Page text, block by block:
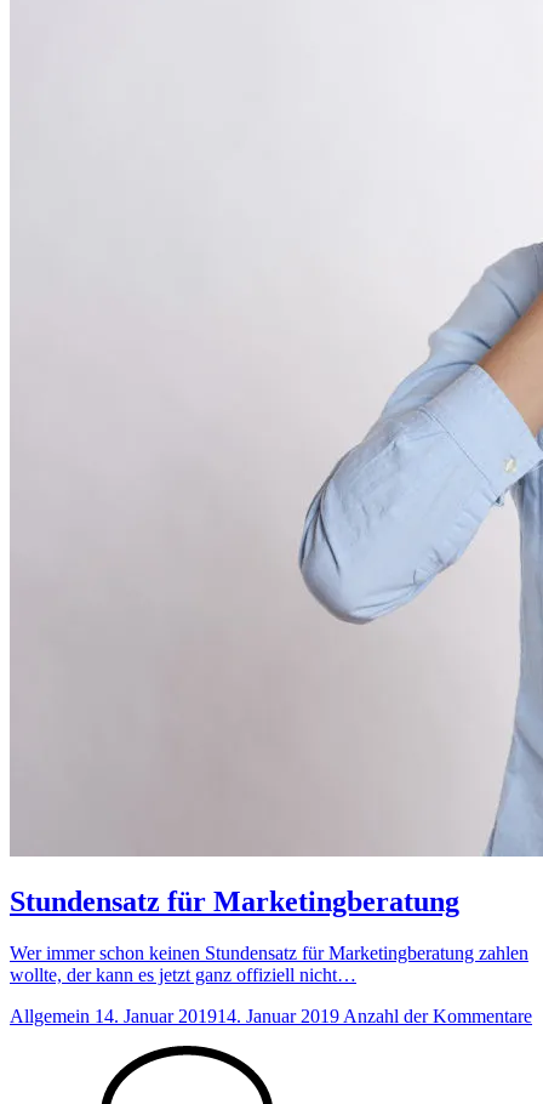
Stundensatz für Marketingberatung
Wer immer schon keinen Stundensatz für Marketingberatung zahlen
wollte, der kann es jetzt ganz offiziell nicht…
Allgemein 14. Januar 201914. Januar 2019 Anzahl der Kommentare